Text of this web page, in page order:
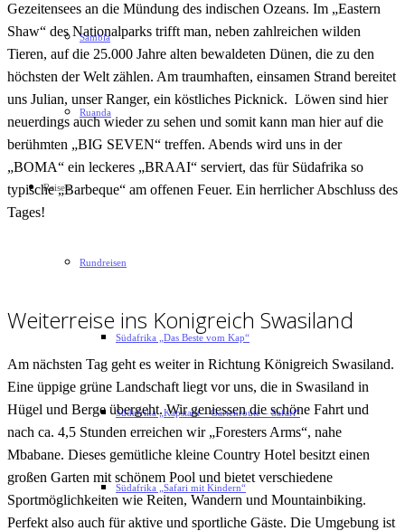
Sambia
Ruanda
Reisen
Rundreisen
Südafrika „Das Beste vom Kap“
Südafrika „Kapstadt – Gartenroute – Safari“
Südafrika „Safari mit Kindern“
Gezeitensees an die Mündung des indischen Ozeans. Im „Eastern
Shaw“ des Nationalparks trifft man, neben zahlreichen wilden
Tieren, auf die 25.000 Jahre alten bewaldeten Dünen, die zu den
höchsten der Welt zählen. Am traumhaften, einsamen Strand bereitet
uns Julian, unser Ranger, ein köstliches Picknick. Löwen sind hier
neuerdings auch wieder zu sehen und somit kann man hier auf die
berühmten „BIG SEVEN“ treffen. Abends wird uns in der
„BOMA“ ein leckeres „BRAAI“ serviert, das für Südafrika so
typische „Barbeque“ am offenen Feuer. Ein herrlicher Abschluss des
Tages!
Weiterreise ins Konigreich Swasiland
Am nächsten Tag geht es weiter in Richtung Königreich Swasiland.
Eine üppige grüne Landschaft liegt vor uns, die in Swasiland in
Hügel und Berge übergeht. Wir geniessen die schöne Fahrt und
nach ca. 4,5 Stunden erreichen wir „Foresters Arms“, nahe
Mbabane. Dieses gemütliche kleine Country Hotel besitzt einen
großen Garten mit schönem Pool und bietet verschiedene
Sportmöglichkeiten wie Reiten, Wandern und Mountainbiking.
Perfekt also auch für aktive und sportliche Gäste. Die Umgebung ist